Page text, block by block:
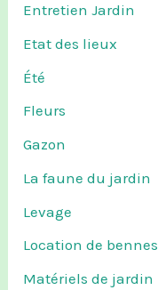
Entretien Jardin
Etat des lieux
Été
Fleurs
Gazon
La faune du jardin
Levage
Location de bennes
Matériels de jardin